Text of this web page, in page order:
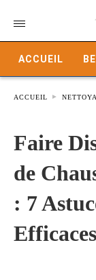
ACCUEIL
ACCUEIL
Faire
de
: 7
Efficaces